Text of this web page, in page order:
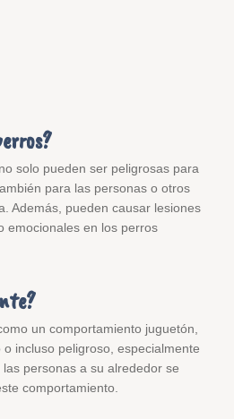
solo pueden ser peligrosas para
para las personas o otros
Además, pueden causar lesiones
emocionales en los perros
un comportamiento juguetón,
incluso peligroso, especialmente
personas a su alrededor se
comportamiento.